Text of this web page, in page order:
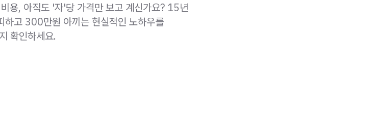
용, 아직도 '자'당 가격만 보고 계신가요? 15년
하고 300만원 아끼는 현실적인 노하우를
확인하세요.